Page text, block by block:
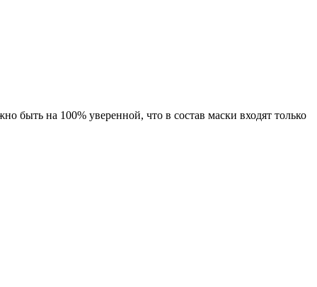
на 100% уверенной, что в состав маски входят только